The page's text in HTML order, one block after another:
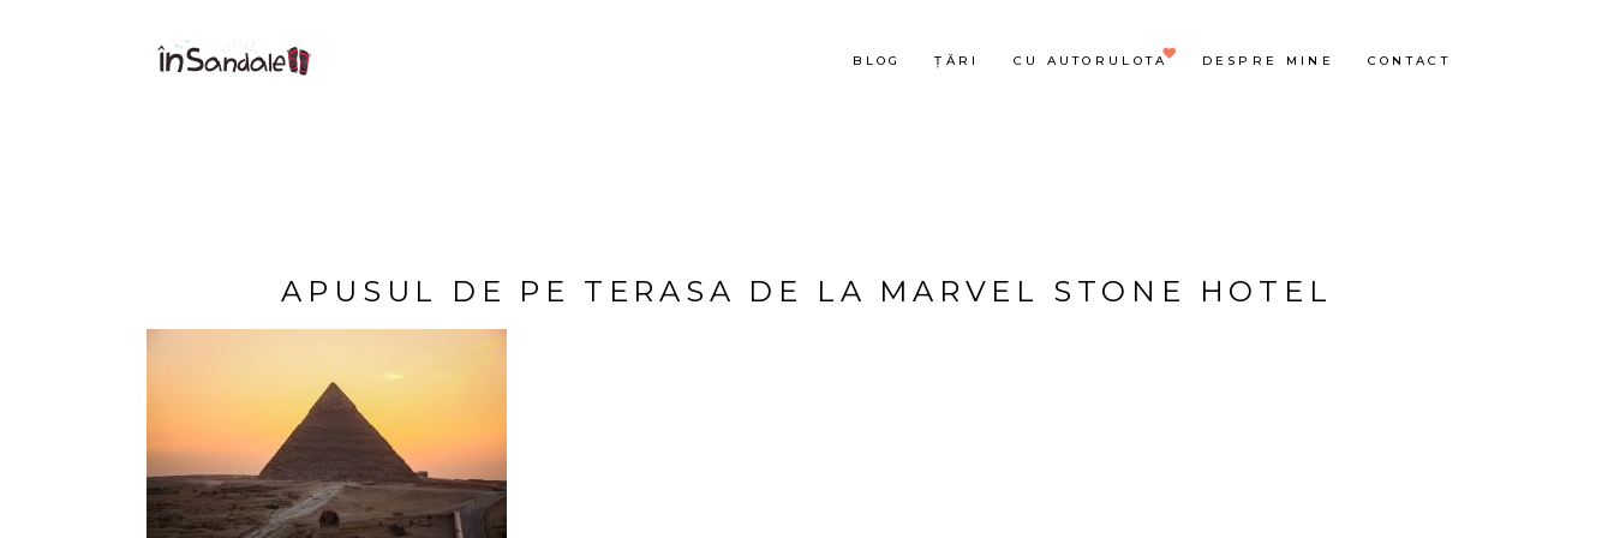
BLOG ȚĂRI CU AUTORULOTA DESPRE MINE CONTACT
APUSUL DE PE TERASA DE LA MARVEL STONE HOTEL